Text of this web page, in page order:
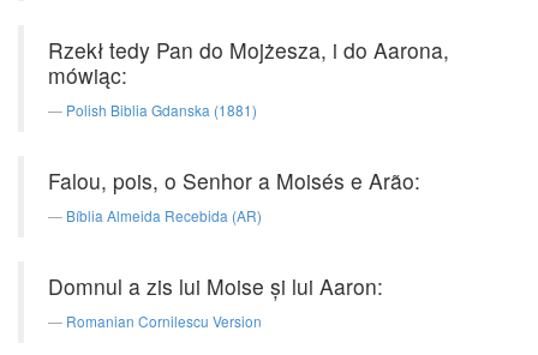
Rzekł tedy Pan do Mojżesza, i do Aarona,
mówiąc:
Polish Biblia Gdanska (1881)
Falou, pois, o Senhor a Moisés e Arão:
Bíblia Almeida Recebida (AR)
Domnul a zis lui Moise şi lui Aaron:
Romanian Cornilescu Version